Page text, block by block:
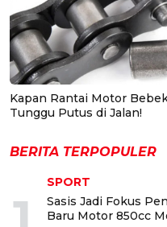
Kapan Rantai Motor
Tunggu Putus di Jalan!
BERITA TERPOPULER
SPORT
Sasis Jadi Fokus
Baru Motor 850cc